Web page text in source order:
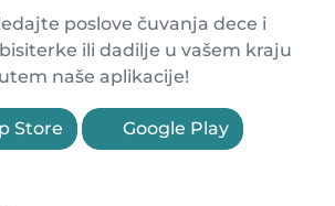
poslove čuvanja dece i
ili dadilje u vašem kraju
naše aplikacije!
Store Google Play